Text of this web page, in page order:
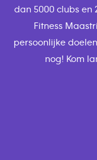
dan 5000 clubs en
Fitness
persoonlijke
nog! Kom